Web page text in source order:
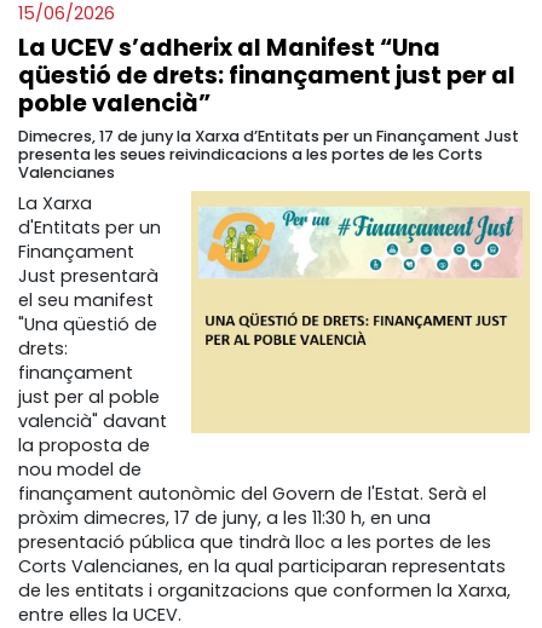
15/06/2026
La UCEV s’adherix al Manifest “Una
qüestió de drets: finançament just per al
poble valencià”
Dimecres, 17 de juny la Xarxa d’Entitats per un Finançament Just
presenta les seues reivindicacions a les portes de les Corts
Valencianes
La Xarxa
d'Entitats per un
Finançament
Just presentarà
el seu manifest
"Una qüestió de
drets:
finançament
just per al poble
valencià" davant
la proposta de
nou model de
finançament autonòmic del Govern de l'Estat. Serà el
pròxim dimecres, 17 de juny, a les 11:30 h, en una
presentació pública que tindrà lloc a les portes de les
Corts Valencianes, en la qual participaran representats
de les entitats i organitzacions que conformen la Xarxa,
entre elles la UCEV.